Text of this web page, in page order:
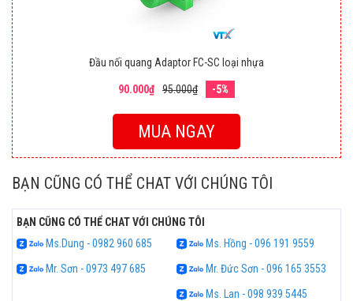
Đầu nối quang Adaptor FC-SC loại nhựa
90.000₫ 95.000₫ -5%
MUA NGAY
BẠN CŨNG CÓ THỂ CHAT VỚI CHÚNG TÔI
BẠN CŨNG CÓ THỂ CHAT VỚI CHÚNG TÔI
Ms.Dung - 0982 960 685
Ms. Hồng - 096 191 9559
Mr. Sơn - 0973 497 685
Mr. Đức Sơn - 096 165 3553
Ms. Lan - 098 939 5445